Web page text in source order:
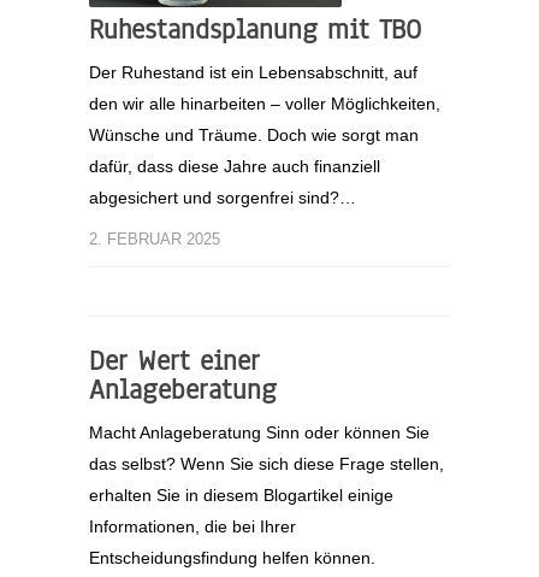
Ruhestandsplanung mit TBO
Der Ruhestand ist ein Lebensabschnitt, auf
den wir alle hinarbeiten – voller Möglichkeiten,
Wünsche und Träume. Doch wie sorgt man
dafür, dass diese Jahre auch finanziell
abgesichert und sorgenfrei sind?…
2. FEBRUAR 2025
Der Wert einer
Anlageberatung
Macht Anlageberatung Sinn oder können Sie
das selbst? Wenn Sie sich diese Frage stellen,
erhalten Sie in diesem Blogartikel einige
Informationen, die bei Ihrer
Entscheidungsfindung helfen können.